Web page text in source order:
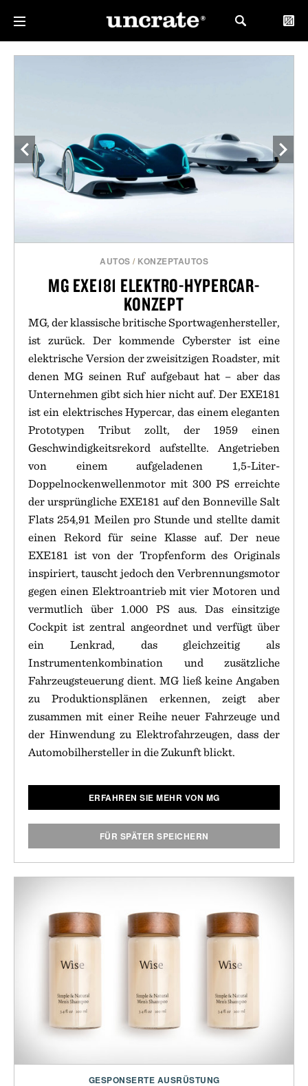
AUTOS / KONZEPTAUTOS
MG EXE181 ELEKTRO-HYPERCAR-
KONZEPT
MG, der klassische britische Sportwagenhersteller,
ist zurück. Der kommende Cyberster ist eine
elektrische Version der zweisitzigen Roadster, mit
denen MG seinen Ruf aufgebaut hat – aber das
Unternehmen gibt sich hier nicht auf. Der EXE181
ist ein elektrisches Hypercar, das einem eleganten
Prototypen Tribut zollt, der 1959 einen
Geschwindigkeitsrekord aufstellte. Angetrieben
von einem aufgeladenen 1,5-Liter-
Doppelnockenwellenmotor mit 300 PS erreichte
der ursprüngliche EXE181 auf den Bonneville Salt
Flats 254,91 Meilen pro Stunde und stellte damit
einen Rekord für seine Klasse auf. Der neue
EXE181 ist von der Tropfenform des Originals
inspiriert, tauscht jedoch den Verbrennungsmotor
gegen einen Elektroantrieb mit vier Motoren und
vermutlich über 1.000 PS aus. Das einsitzige
Cockpit ist zentral angeordnet und verfügt über
ein Lenkrad, das gleichzeitig als
Instrumentenkombination und zusätzliche
Fahrzeugsteuerung dient. MG ließ keine Angaben
zu Produktionsplänen erkennen, zeigt aber
zusammen mit einer Reihe neuer Fahrzeuge und
der Hinwendung zu Elektrofahrzeugen, dass der
Automobilhersteller in die Zukunft blickt.
ERFAHREN SIE MEHR VON MG
FÜR SPÄTER SPEICHERN
GESPONSERTE AUSRÜSTUNG